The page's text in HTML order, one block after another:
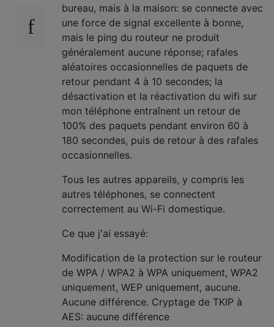
bureau, mais à la maison: se connecte avec
une force de signal excellente à bonne,
mais le ping du routeur ne produit
généralement aucune réponse; rafales
aléatoires occasionnelles de paquets de
retour pendant 4 à 10 secondes; la
désactivation et la réactivation du wifi sur
mon téléphone entraînent un retour de
100% des paquets pendant environ 60 à
180 secondes, puis de retour à des rafales
occasionnelles.
Tous les autres appareils, y compris les
autres téléphones, se connectent
correctement au Wi-Fi domestique.
Ce que j'ai essayé:
Modification de la protection sur le routeur
de WPA / WPA2 à WPA uniquement, WPA2
uniquement, WEP uniquement, aucune.
Aucune différence. Cryptage de TKIP à
AES: aucune différence